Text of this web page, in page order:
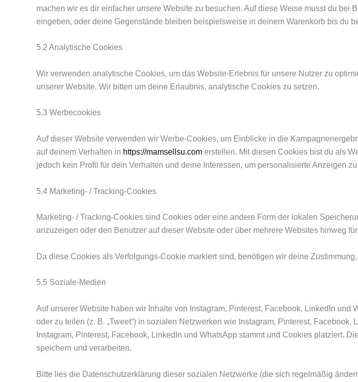
machen wir es dir einfacher unsere Website zu besuchen. Auf diese Weise musst du
eingeben, oder deine Gegenstände bleiben beispielsweise in deinem Warenkorb bis du
5.2 Analytische Cookies
Wir verwenden analytische Cookies, um das Website-Erlebnis für unsere Nutzer zu
unserer Website. Wir bitten um deine Erlaubnis, analytische Cookies zu setzen.
5.3 Werbecookies
Auf dieser Website verwenden wir Werbe-Cookies, um Einblicke in die
auf deinem Verhalten in https://mamsellsu.com erstellen. Mit diesen Cookies bist du als
jedoch kein Profil für dein Verhalten und deine Interessen, um personalisierte Anzeigen
5.4 Marketing- / Tracking-Cookies
Marketing- / Tracking-Cookies sind Cookies oder eine andere Form der lokalen
anzuzeigen oder den Benutzer auf dieser Website oder über mehrere Websites hinweg
Da diese Cookies als Verfolgungs-Cookie markiert sind, benötigen wir deine
5.5 Soziale-Medien
Auf unserer Website haben wir Inhalte von Instagram, Pinterest, Facebook, LinkedIn und
oder zu teilen (z. B. „Tweet“) in sozialen Netzwerken wie Instagram, Pinterest,
Instagram, Pinterest, Facebook, LinkedIn und WhatsApp stammt und Cookies platziert.
speichern und verarbeiten.
Bitte lies die Datenschutzerklärung dieser sozialen Netzwerke (die sich regelmäßig